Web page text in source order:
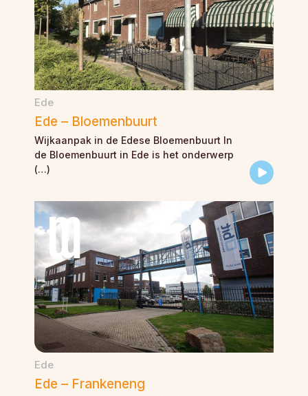
Ede
Ede – Bloemenbuurt
Wijkaanpak in de Edese Bloemenbuurt In
de Bloemenbuurt in Ede is het onderwerp
(…)
Ede
Ede – Frankeneng